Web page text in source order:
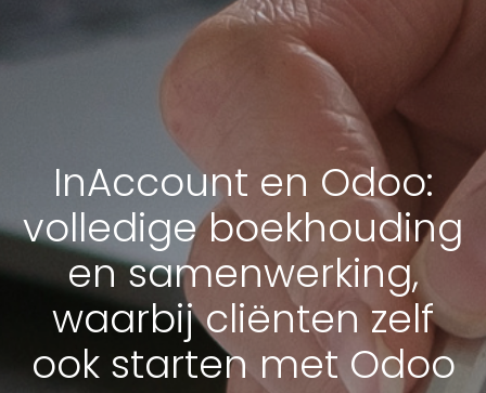
InAccount en Odoo:
volledige boekhouding
en samenwerking,
waarbij cliënten zelf
ook starten met Odoo